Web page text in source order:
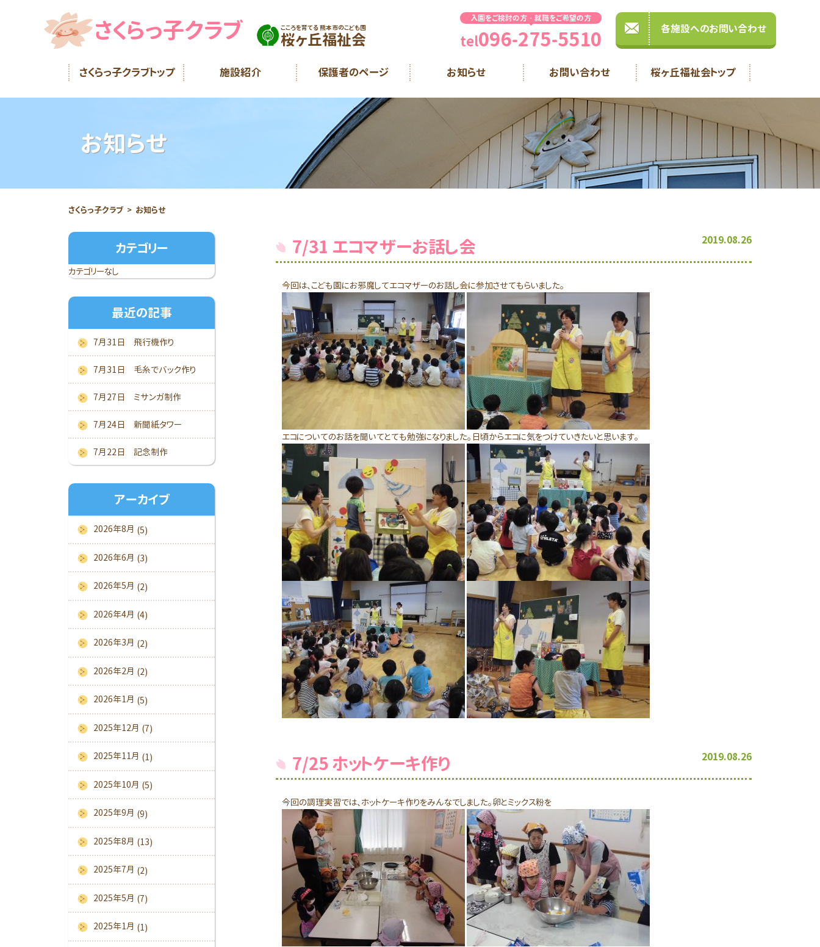
さくらっ子クラブ こころを育てる 熊本市のこども園
桜ヶ丘福祉会
入園をご検討の方・就職をご希望の方
tel096-275-5510 各施設へのお問い合わせ
さくらっ子クラブトップ 施設紹介 保護者のページ お知らせ お問い合わせ 桜ヶ丘福祉会トップ
お知らせ
さくらっ子クラブ お知らせ
7/31 エコマザーお話し会 2019.08.26
今回は、こども園にお邪魔してエコマザーのお話し会に参加させてもらいました。
エコについてのお話を聞いてとても勉強になりました。日頃からエコに気をつけていきたいと思います。
7/25 ホットケーキ作り 2019.08.26
今回の調理実習では、ホットケーキ作りをみんなでしました。卵とミックス粉を
カテゴリー
カテゴリーなし
最近の記事
7月31日 飛行機作り
7月31日 毛糸でバック作り
7月27日 ミサンガ制作
7月24日 新聞紙タワー
7月22日 記念制作
アーカイブ
2026年8月 (5)
2026年6月 (3)
2026年5月 (2)
2026年4月 (4)
2026年3月 (2)
2026年2月 (2)
2026年1月 (5)
2025年12月 (7)
2025年11月 (1)
2025年10月 (5)
2025年9月 (9)
2025年8月 (13)
2025年7月 (2)
2025年5月 (7)
2025年1月 (1)